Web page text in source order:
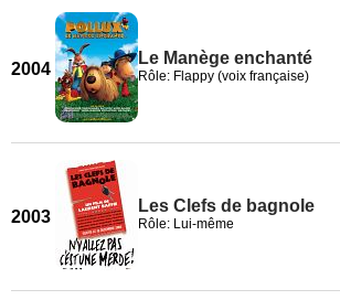
2004
Le Manège enchanté
Rôle: Flappy (voix française)
2003
Les Clefs de bagnole
Rôle: Lui-même